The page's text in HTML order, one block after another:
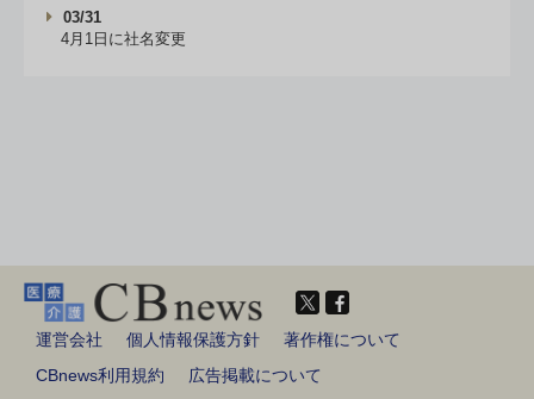
03/31
4月1日に社名変更
運営会社 個人情報保護方針
著作権について
CBnews利用規約
広告掲載について